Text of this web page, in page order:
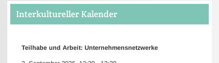
Interkultureller Kalender
Teilhabe und Arbeit: Unternehmensnetzwerke